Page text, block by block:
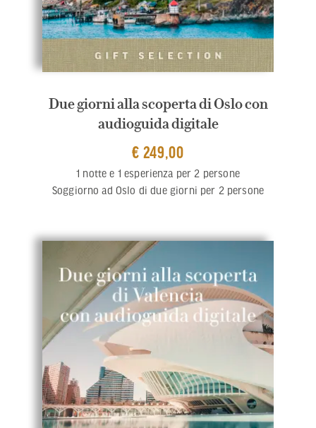
Due giorni alla scoperta di Oslo con
audioguida digitale
€ 249,00
1 notte e 1 esperienza per 2 persone
Soggiorno ad Oslo di due giorni per 2 persone